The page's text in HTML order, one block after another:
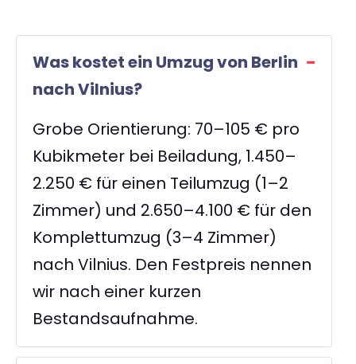
Was kostet ein Umzug von Berlin
nach Vilnius?
Grobe Orientierung: 70–105 € pro
Kubikmeter bei Beiladung, 1.450–
2.250 € für einen Teilumzug (1–2
Zimmer) und 2.650–4.100 € für den
Komplettumzug (3–4 Zimmer)
nach Vilnius. Den Festpreis nennen
wir nach einer kurzen
Bestandsaufnahme.